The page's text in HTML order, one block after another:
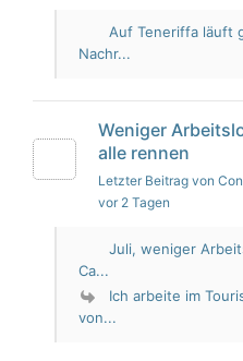
Auf Teneriffa läuft
Nachr...
Weniger
alle rennen
Letzter Beitrag von
vor 2 Tagen
Juli, weniger
Ca...
Ich arbeite im
von...